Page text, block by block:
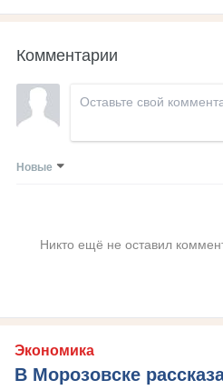
Комментарии
Новые
Никто ещё не оставил
Экономика
В Морозовске